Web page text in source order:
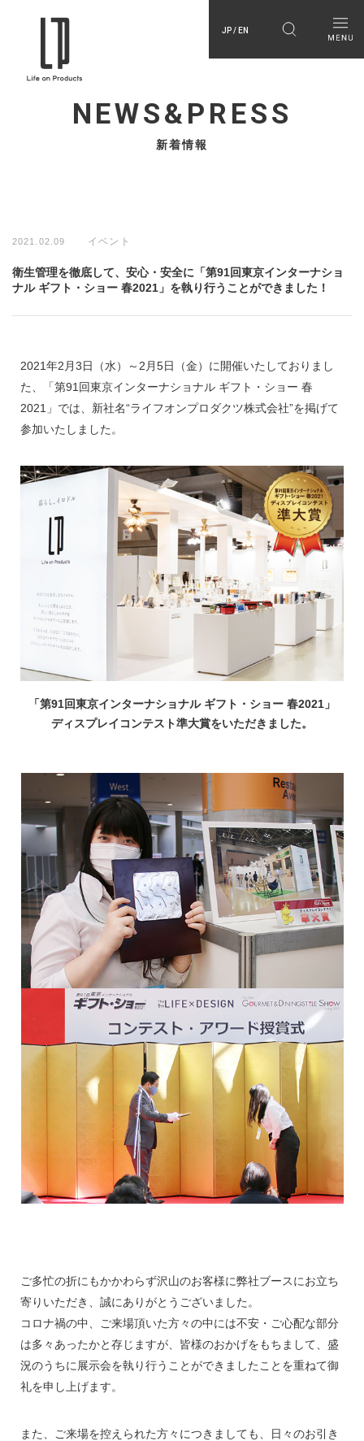
JP / EN
NEWS&PRESS
新着情報
2021.02.09 イベント
衛生管理を徹底して、安心・安全に「第91回東京インターナショ
ナル ギフト・ショー 春2021」を執り行うことができました！
2021年2月3日（水）～2月5日（金）に開催いたしておりまし
た、「第91回東京インターナショナル ギフト・ショー 春
2021」では、新社名“ライフオンプロダクツ株式会社”を掲げて
参加いたしました。
「第91回東京インターナショナル ギフト・ショー 春2021」
ディスプレイコンテスト準大賞をいただきました。
ご多忙の折にもかかわらず沢山のお客様に弊社ブースにお立ち
寄りいただき、誠にありがとうございました。
コロナ禍の中、ご来場頂いた方々の中には不安・ご心配な部分
は多々あったかと存じますが、皆様のおかげをもちまして、盛
況のうちに展示会を執り行うことができましたことを重ねて御
礼を申し上げます。
また、ご来場を控えられた方々につきましても、日々のお引き